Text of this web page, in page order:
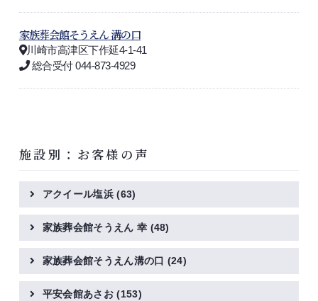
家族葬会館そうえん 溝の口
川崎市高津区下作延4-1-41
総合受付 044-873-4929
施設別：お客様の声
アクイール塩浜(63)
家族葬会館そうえん 幸 (48)
家族葬会館そうえん溝の口 (24)
平安会館あさお(153)